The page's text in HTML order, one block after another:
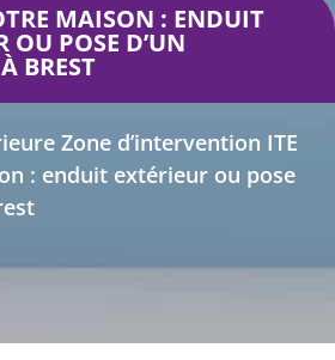
MAISON : ENDUIT
OU POSE D’UN
BREST
Zone d’intervention ITE
: enduit extérieur ou pose